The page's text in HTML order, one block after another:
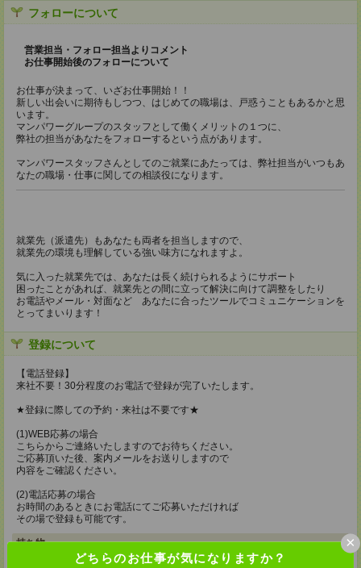
どちらのお仕事が気になりますか？
×
フォローについて
営業担当・フォロー担当よりコメント
お仕事開始後のフォローについて
お仕事が決まって、いざお仕事開始！！
新しい出会いに期待もしつつ、はじめての職場は、戸惑うこともあるかと思
います。
マンパワーグループのスタッフとして働くメリットの１つに、
弊社の担当があなたをフォローするという点があります。
マンパワースタッフさんとしてのご就業にあたっては、弊社担当がいつもあ
なたの職場・仕事に関しての相談役になります。
就業先（派遣先）もあなたも両者を担当しますので、
就業先の環境も理解している強い味方になれますよ。
気に入った就業先では、あなたは長く続けられるようにサポート
困ったことがあれば、就業先との間に立って解決に向けて調整をしたり
お電話やメール・対面など あなたに合ったツールでコミュニケーションを
とってまいります！
登録について
【電話登録】
来社不要！30分程度のお電話で登録が完了いたします。
★登録に際しての予約・来社は不要です★
(1)WEB応募の場合
こちらからご連絡いたしますのでお待ちください。
ご応募頂いた後、案内メールをお送りしますので
内容をご確認ください。
(2)電話応募の場合
お時間のあるときにお電話にてご応募いただければ
その場で登録も可能です。
持ち物